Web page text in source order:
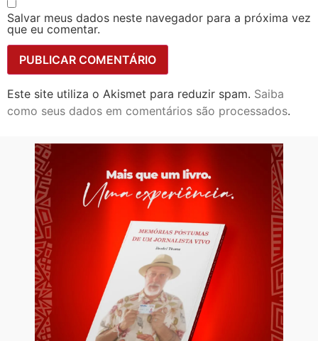
Salvar meus dados neste navegador para a próxima vez
que eu comentar.
Este site utiliza o Akismet para reduzir spam. Saiba
como seus dados em comentários são processados.